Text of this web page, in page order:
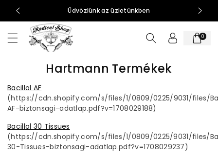
al
m
15:00 Üdvözlünk az üzletünkben
0
Hartmann Termékek
Bacillol AF
(https://cdn.shopify.com/s/files/1/0809/0225/9031/files/
AF-biztonsagi-adatlap.pdf?v=1708029188)
Bacillol 30 Tissues
(https://cdn.shopify.com/s/files/1/0809/0225/9031/files/
30-Tissues-biztonsagi-adatlap.pdf?v=1708029237)